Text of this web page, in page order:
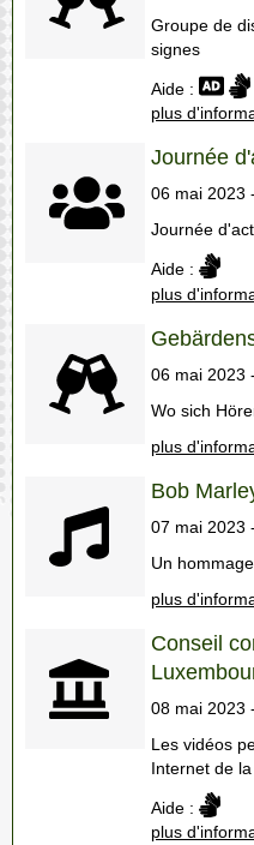
Groupe de
signes
Aide :
plus
Journée
06 mai 2023
Journée
Aide :
plus
06 mai 2023
Wo sich
plus
Bob
07 mai 2023
Un
plus
Conseil
08 mai 2023
Les vidéos
Internet de la
Aide :
plus